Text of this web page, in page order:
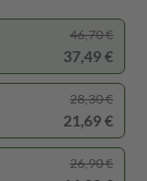
46,70 €
37,49 €
28,30 €
21,69 €
26,90 €